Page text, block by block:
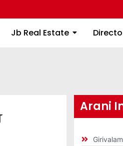
Jb Real Estate
Jb Real Estate
Arani